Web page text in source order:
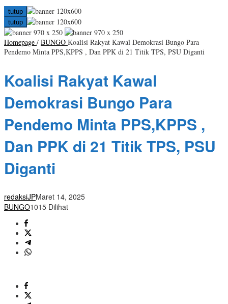
tutup
tutup
Homepage / BUNGO Koalisi Rakyat Kawal Demokrasi Bungo Para
Pendemo Minta PPS,KPPS , Dan PPK di 21 Titik TPS, PSU Diganti
Koalisi Rakyat Kawal
Demokrasi Bungo Para
Pendemo Minta PPS,KPPS ,
Dan PPK di 21 Titik TPS, PSU
Diganti
redaksiJPMaret 14, 2025
BUNGO1015 Dilihat